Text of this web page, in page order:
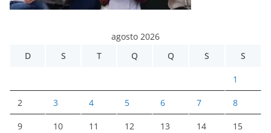
agosto 2026
D
S T Q Q S S
1
2 3 4 5 6 7 8
9 10 11 12 13 14 15